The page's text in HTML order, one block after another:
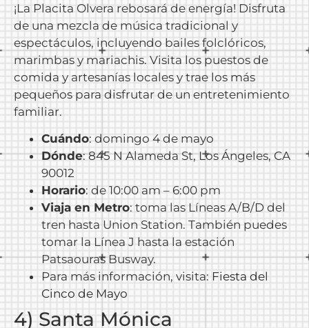
¡La Placita Olvera rebosará de energía! Disfruta
de una mezcla de música tradicional y
espectáculos, incluyendo bailes folclóricos,
marimbas y mariachis. Visita los puestos de
comida y artesanías locales y trae los más
pequeños para disfrutar de un entretenimiento
familiar.
Cuándo: domingo 4 de mayo
Dónde: 845 N Alameda St, Los Ángeles, CA
90012
Horario: de 10:00 am – 6:00 pm
Viaja en Metro: toma las Líneas A/B/D del
tren hasta Union Station. También puedes
tomar la Línea J hasta la estación
Patsaouras Busway.
Para más información, visita: Fiesta del
Cinco de Mayo
4) Santa Mónica